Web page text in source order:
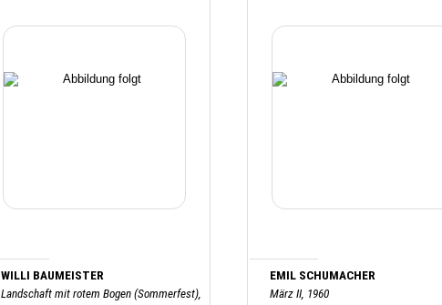
WILLI BAUMEISTER
Landschaft mit rotem Bogen (Sommerfest),
EMIL SCHUMACHER
März II, 1960